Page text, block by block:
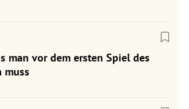
man vor dem ersten Spiel des
muss